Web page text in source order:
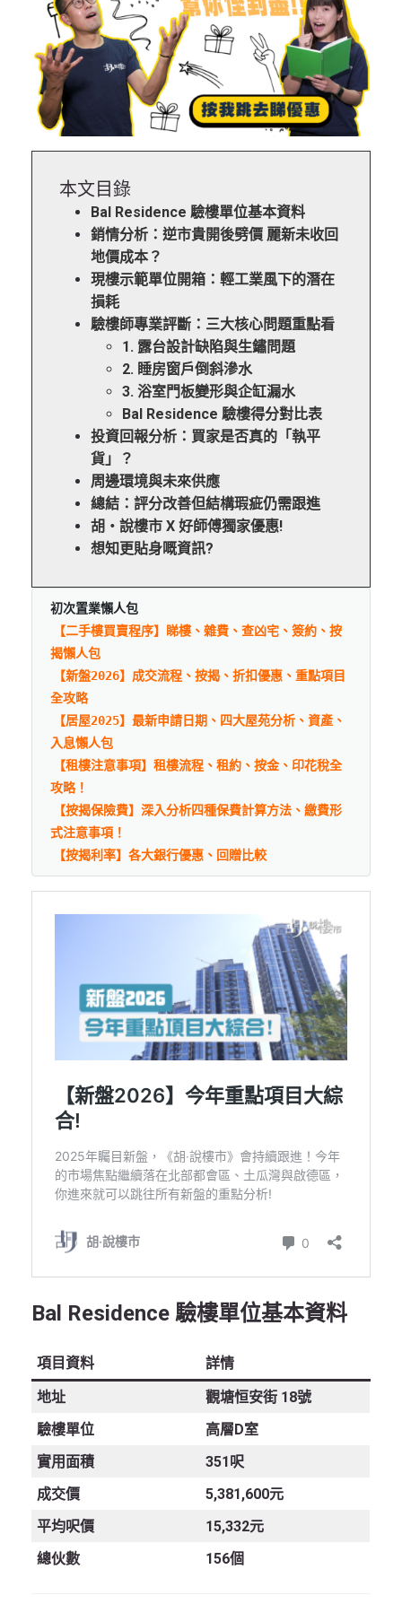
本文目錄
Bal Residence 驗樓單位基本資料
銷情分析：逆市貴開後劈價 麗新未收回
地價成本？
現樓示範單位開箱：輕工業風下的潛在
損耗
驗樓師專業評斷：三大核心問題重點看
1. 露台設計缺陷與生鏽問題
2. 睡房窗戶倒斜滲水
3. 浴室門板變形與企缸漏水
Bal Residence 驗樓得分對比表
投資回報分析：買家是否真的「執平
貨」？
周邊環境與未來供應
總結：評分改善但結構瑕疵仍需跟進
胡‧說樓市 X 好師傅獨家優惠!
想知更貼身嘅資訊?
初次置業懶人包
【二手樓買賣程序】睇樓、雜費、查凶宅、簽約、按
揭懶人包
【新盤2026】成交流程、按揭、折扣優惠、重點項目
全攻略
【居屋2025】最新申請日期、四大屋苑分析、資產、
入息懶人包
【租樓注意事項】租樓流程、租約、按金、印花稅全
攻略！
【按揭保險費】深入分析四種保費計算方法、繳費形
式注意事項！
【按揭利率】各大銀行優惠、回贈比較
Bal Residence 驗樓單位基本資料
項目資料
詳情
地址
觀塘恒安街 18號
驗樓單位
高層D室
實用面積
351呎
成交價
5,381,600元
平均呎價
15,332元
總伙數
156個